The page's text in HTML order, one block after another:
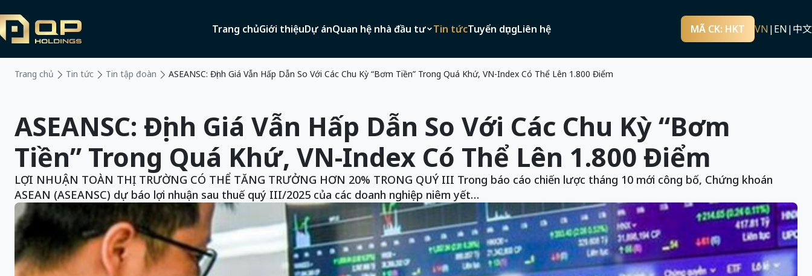
Trang chủGiới thiệuDự ánQuan hệ nhà đầu tư Tin tứcTuyển dụngLiên hệ MÃ CK: HKT VN|EN|中文
Trang chủ Tin tức Tin tập đoàn ASEANSC: Định Giá Vẫn Hấp Dẫn So Với Các Chu Kỳ “Bơm Tiền” Trong Quá Khứ, VN-Index Có Thể Lên 1.800 Điểm
ASEANSC: Định Giá Vẫn Hấp Dẫn So Với Các Chu Kỳ “Bơm
Tiền” Trong Quá Khứ, VN-Index Có Thể Lên 1.800 Điểm
LỢI NHUẬN TOÀN THỊ TRƯỜNG CÓ THỂ TĂNG TRƯỞNG HƠN 20% TRONG QUÝ III Trong báo cáo chiến lược tháng 10 mới công bố, Chứng khoán
ASEAN (ASEANSC) dự báo lợi nhuận sau thuế quý III/2025 của các doanh nghiệp niêm yết…